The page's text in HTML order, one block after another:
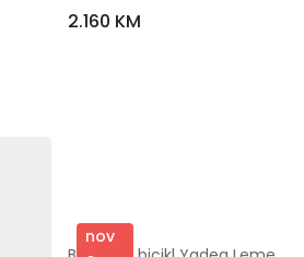
2.160 KM
nov